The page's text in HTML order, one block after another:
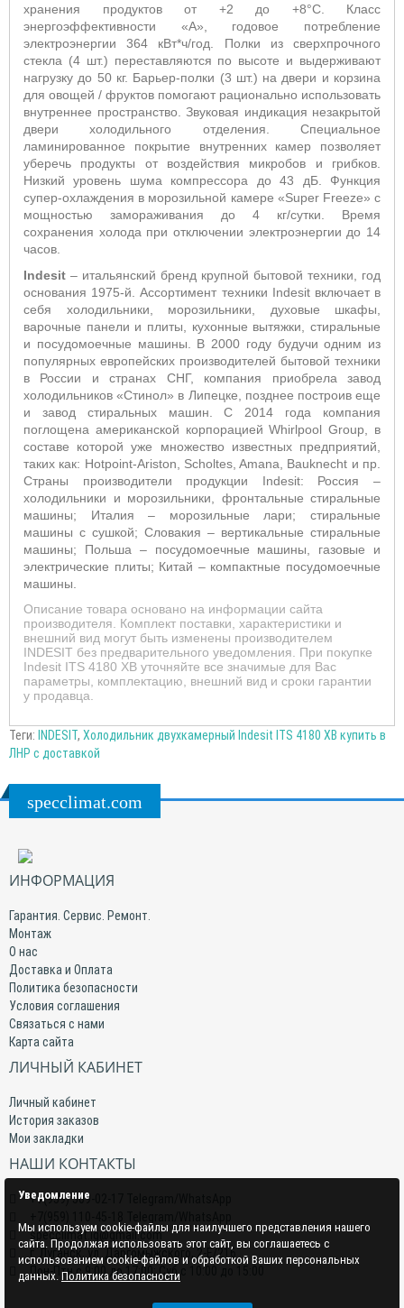
хранения продуктов от +2 до +8°С. Класс
энергоэффективности «А», годовое потребление
электроэнергии 364 кВт*ч/год. Полки из сверхпрочного
стекла (4 шт.) переставляются по высоте и выдерживают
нагрузку до 50 кг. Барьер-полки (3 шт.) на двери и корзина
для овощей / фруктов помогают рационально использовать
внутреннее пространство. Звуковая индикация незакрытой
двери холодильного отделения. Специальное
ламинированное покрытие внутренних камер позволяет
уберечь продукты от воздействия микробов и грибков.
Низкий уровень шума компрессора до 43 дБ. Функция
супер-охлаждения в морозильной камере «Super Freeze» с
мощностью замораживания до 4 кг/сутки. Время
сохранения холода при отключении электроэнергии до 14
часов.
Indesit – итальянский бренд крупной бытовой техники, год
основания 1975-й. Ассортимент техники Indesit включает в
себя холодильники, морозильники, духовые шкафы,
варочные панели и плиты, кухонные вытяжки, стиральные
и посудомоечные машины. В 2000 году будучи одним из
популярных европейских производителей бытовой техники
в России и странах СНГ, компания приобрела завод
холодильников «Стинол» в Липецке, позднее построив еще
и завод стиральных машин. С 2014 года компания
поглощена американской корпорацией Whirlpool Group, в
составе которой уже множество известных предприятий,
таких как: Hotpoint-Ariston, Scholtes, Amana, Bauknecht и пр.
Страны производители продукции Indesit: Россия –
холодильники и морозильники, фронтальные стиральные
машины; Италия – морозильные лари; стиральные
машины с сушкой; Словакия – вертикальные стиральные
машины; Польша – посудомоечные машины, газовые и
электрические плиты; Китай – компактные посудомоечные
машины.
Описание товара основано на информации сайта
производителя. Комплект поставки, характеристики и
внешний вид могут быть изменены производителем
INDESIT без предварительного уведомления. При покупке
Indesit ITS 4180 XB уточняйте все значимые для Вас
параметры, комплектацию, внешний вид и сроки гарантии
у продавца.
Теги: INDESIT, Холодильник двухкамерный Indesit ITS 4180 XB купить в
ЛНР с доставкой
specclimat.com
ИНФОРМАЦИЯ
Гарантия. Сервис. Ремонт.
Монтаж
О нас
Доставка и Оплата
Политика безопасности
Условия соглашения
Связаться с нами
Карта сайта
ЛИЧНЫЙ КАБИНЕТ
Личный кабинет
История заказов
Мои закладки
НАШИ КОНТАКТЫ
+7(959) 509-02-17 Telegram/WhatsApp
specclimat.lg@gmail.com
г. Луганск, ул. Даргомыжского, 2-Е/216
Пон-Птн с 9:00 до 17:00; Суб с 10:00 до 15:00
Уведомление
Мы используем cookie-файлы для наилучшего представления нашего
сайта. Продолжая использовать этот сайт, вы соглашаетесь с
использованием cookie-файлов и обработкой Ваших персональных
данных. Политика безопасности